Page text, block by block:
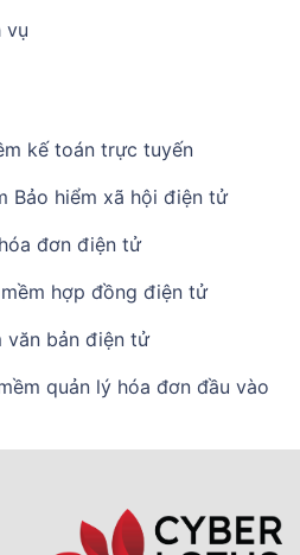
vụ
kế toán trực tuyến
Bảo hiểm xã hội điện tử
đơn điện tử
hợp đồng điện tử
văn bản điện tử
quản lý hóa đơn đầu vào